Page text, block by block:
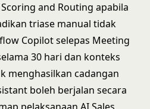
and Routing apabila
triase manual tidak
Copilot selepas Meeting
30 hari dan konteks
menghasilkan cadangan
boleh berjalan secara